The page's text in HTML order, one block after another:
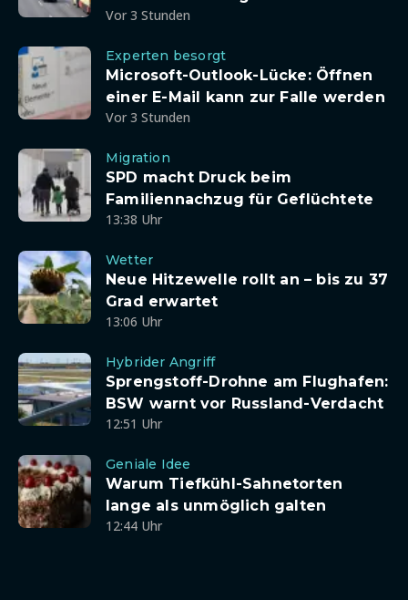
Vor 3 Stunden
Experten besorgt
Microsoft-Outlook-Lücke: Öffnen
einer E-Mail kann zur Falle werden
Vor 3 Stunden
Migration
SPD macht Druck beim
Familiennachzug für Geflüchtete
13:38 Uhr
Wetter
Neue Hitzewelle rollt an – bis zu 37
Grad erwartet
13:06 Uhr
Hybrider Angriff
Sprengstoff-Drohne am Flughafen:
BSW warnt vor Russland-Verdacht
12:51 Uhr
Geniale Idee
Warum Tiefkühl-Sahnetorten
lange als unmöglich galten
12:44 Uhr